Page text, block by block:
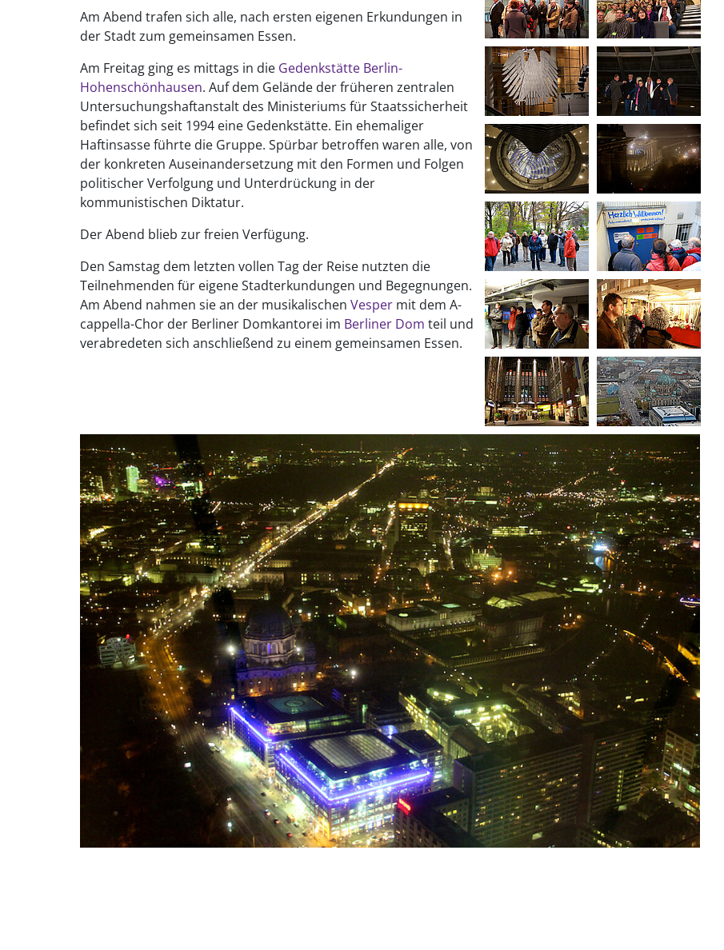
Am Abend trafen sich alle, nach ersten eigenen Erkundungen in
der Stadt zum gemeinsamen Essen.
Am Freitag ging es mittags in die Gedenkstätte Berlin-
Hohenschönhausen. Auf dem Gelände der früheren zentralen
Untersuchungshaftanstalt des Ministeriums für Staatssicherheit
befindet sich seit 1994 eine Gedenkstätte. Ein ehemaliger
Haftinsasse führte die Gruppe. Spürbar betroffen waren alle, von
der konkreten Auseinandersetzung mit den Formen und Folgen
politischer Verfolgung und Unterdrückung in der
kommunistischen Diktatur.
Der Abend blieb zur freien Verfügung.
Den Samstag dem letzten vollen Tag der Reise nutzten die
Teilnehmenden für eigene Stadterkundungen und Begegnungen.
Am Abend nahmen sie an der musikalischen Vesper mit dem A-
cappella-Chor der Berliner Domkantorei im Berliner Dom teil und
verabredeten sich anschließend zu einem gemeinsamen Essen.